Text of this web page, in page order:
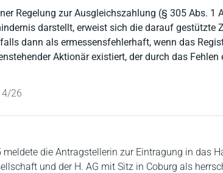
Regelung zur Ausgleichszahlung (§ 305 Abs. 1
darstellt, erweist sich die darauf gestützte
dann als ermessensfehlerhaft, wenn das
Aktionär existiert, der durch das Fehlen
4/26
die Antragstellerin zur Eintragung in das
und der H. AG mit Sitz in Coburg als